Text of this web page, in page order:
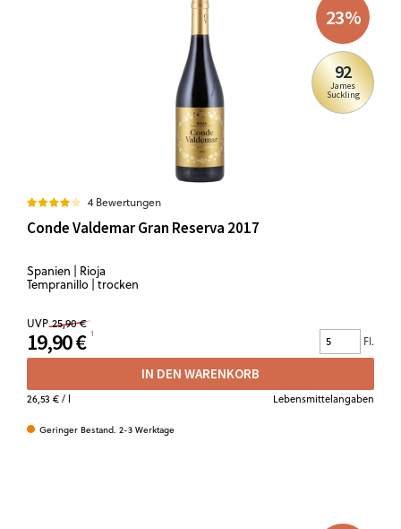
23%
92
James
Suckling
4 Bewertungen
Conde Valdemar Gran Reserva 2017
Spanien | Rioja
Tempranillo | trocken
UVP 25,90 €
19,90 € Fl.
IN DEN WARENKORB
26,53 €/ l Lebensmittelangaben
Geringer Bestand. 2-3 Werktage